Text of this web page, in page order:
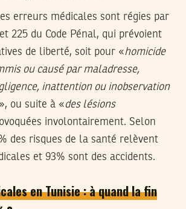
erreurs médicales sont régies par
225 du Code Pénal, qui prévoient
de liberté, soit pour «homicide
ou causé par maladresse,
inattention ou inobservation
ou suite à «des lésions
involontairement. Selon
des risques de la santé relèvent
et 93% sont des accidents.
en Tunisie : à quand la fin